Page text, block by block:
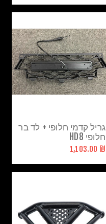
גריל קדמי חלופי + לד בר
חלופי HD8
₪ 1,103.00